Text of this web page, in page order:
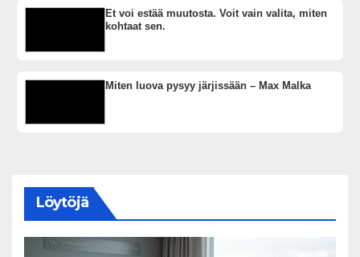
Et voi estää muutosta. Voit vain valita, miten
kohtaat sen.
Miten luova pysyy järjissään – Max Malka
Löytöjä